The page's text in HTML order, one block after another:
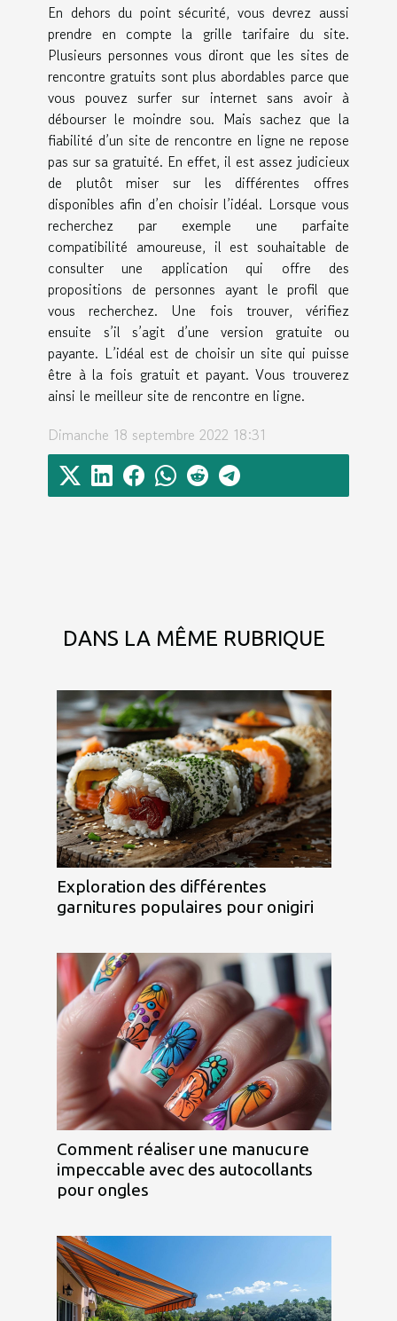
En dehors du point sécurité, vous devrez aussi
prendre en compte la grille tarifaire du site.
Plusieurs personnes vous diront que les sites de
rencontre gratuits sont plus abordables parce que
vous pouvez surfer sur internet sans avoir à
débourser le moindre sou. Mais sachez que la
fiabilité d’un site de rencontre en ligne ne repose
pas sur sa gratuité. En effet, il est assez judicieux
de plutôt miser sur les différentes offres
disponibles afin d’en choisir l’idéal. Lorsque vous
recherchez par exemple une parfaite
compatibilité amoureuse, il est souhaitable de
consulter une application qui offre des
propositions de personnes ayant le profil que
vous recherchez. Une fois trouver, vérifiez
ensuite s’il s’agit d’une version gratuite ou
payante. L’idéal est de choisir un site qui puisse
être à la fois gratuit et payant. Vous trouverez
ainsi le meilleur site de rencontre en ligne.
Dimanche 18 septembre 2022 18:31
DANS LA MÊME RUBRIQUE
Exploration des différentes
garnitures populaires pour onigiri
Comment réaliser une manucure
impeccable avec des autocollants
pour ongles